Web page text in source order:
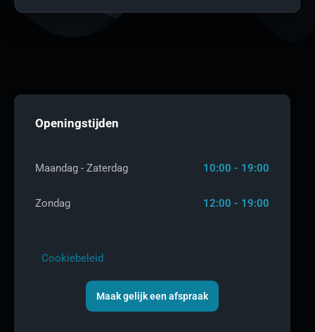
Openingstijden
Maandag - Zaterdag 10:00 - 19:00
Zondag 12:00 - 19:00
Cookiebeleid
Maak gelijk een afspraak